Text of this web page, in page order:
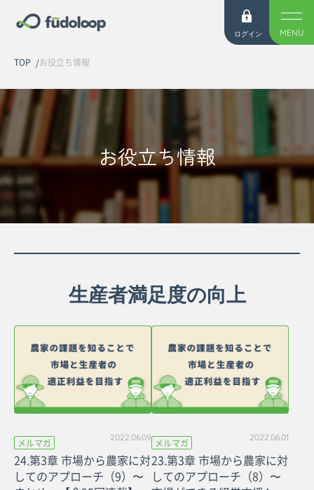
ログイン MENU
TOP お役立ち情報
お役立ち情報
生産者満足度の向上
メルマガ 2022.06.09
24.第3章 市場から農家に対
してのアプローチ（9）〜
メルマガ 2022.06.01
23.第3章 市場から農家に対
してのアプローチ（8）〜